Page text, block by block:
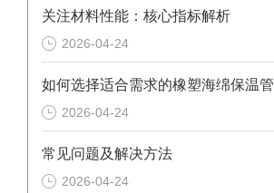
关注材料性能：核心指标解析
2026-04-24
如何选择适合需求的橡塑海绵保温管
2026-04-24
常见问题及解决方法
2026-04-24